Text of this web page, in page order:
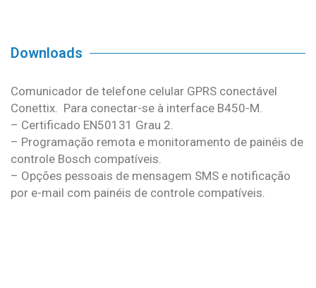
Downloads
Comunicador de telefone celular GPRS conectável
Conettix. Para conectar-se à interface B450-M.
– Certificado EN50131 Grau 2.
– Programação remota e monitoramento de painéis de
controle Bosch compatíveis.
– Opções pessoais de mensagem SMS e notificação
por e-mail com painéis de controle compatíveis.